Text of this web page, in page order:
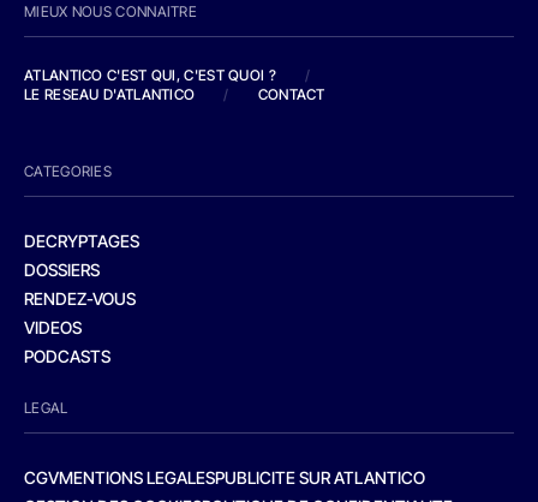
MIEUX NOUS CONNAITRE
ATLANTICO C'EST QUI, C'EST QUOI ?
/
LE RESEAU D'ATLANTICO
/ CONTACT
CATEGORIES
DECRYPTAGES
DOSSIERS
RENDEZ-VOUS
VIDEOS
PODCASTS
LEGAL
CGVMENTIONS LEGALESPUBLICITE SUR ATLANTICO